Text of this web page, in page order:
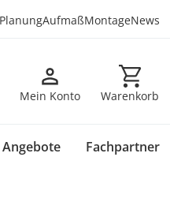
PlanungAufmaßMontageNews
Mein Konto Warenkorb
Warenkorb
Angebote Fachpartner